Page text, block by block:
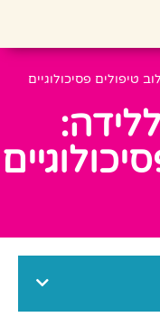
טיפולים פסיכולוגיים